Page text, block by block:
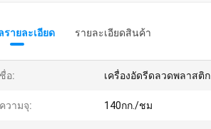
ายละเอียด รายละเอียดสินค้า
ชื่อ: เครื่องอัดรีดลวดพลาสติก
ความจุ: 140กก./ชม